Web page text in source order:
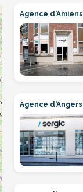
Agence d'Amiens
Agence d'Angers